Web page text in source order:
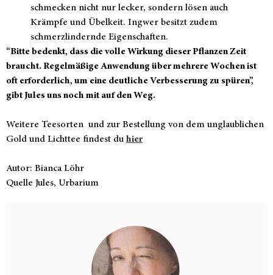
schmecken nicht nur lecker, sondern lösen auch
Krämpfe und Übelkeit. Ingwer besitzt zudem
schmerzlindernde Eigenschaften.
“Bitte bedenkt, dass die volle Wirkung dieser Pflanzen Zeit
braucht. Regelmäßige Anwendung über mehrere Wochen ist
oft erforderlich, um eine deutliche Verbesserung zu spüren”,
gibt Jules uns noch mit auf den Weg.
Weitere Teesorten und zur Bestellung von dem unglaublichen
Gold und Lichttee findest du hier
Autor: Bianca Löhr
Quelle Jules, Urbarium